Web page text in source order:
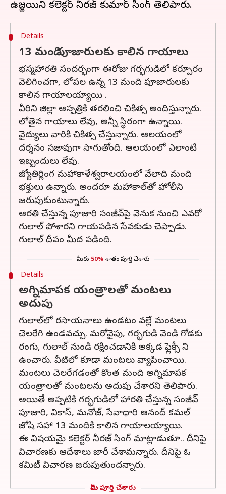
Details
13 మంది పూజారులకు కాలిన గాయాలు
భస్మ హారతి సందర్భంగా ఈరోజు గర్భగుడిలో కర్పూరం
వెలిగించగా, లోపల ఉన్న 13 మంది పూజారులకు
కాలిన గాయాలయ్యాయి .
వీరిని జిల్లా ఆస్పత్రికి తరలించి చికిత్స అందిస్తున్నారు.
లోతైన గాయాలు లేవు, అన్నీ స్థిరంగా ఉన్నాయి.
వైద్యులు వారికి చికిత్స చేస్తున్నారు. ఆలయంలో
దర్శనం సజావుగా సాగుతోంది. ఆలయంలో ఎలాంటి
ఇబ్బందులు లేవు.
జ్యోతిర్లింగ మహాకాళేశ్వరాలయంలో వేలాది మంది
భక్తులు ఉన్నారు. అందరూ మహాకాల్‌తో హోలీని
జరుపుకుంటున్నారు.
ఆరతి చేస్తున్న పూజారి సంజీవ్‌పై వెనుక నుంచి ఎవరో
గులాల్ పోశారని గాయపడిన సేవకుడు చెప్పాడు.
గులాల్ దీపం మీద పడింది.
మీరు 50% శాతం పూర్తి చేశారు
Details
అగ్నిమాపక యంత్రాలతో మంటలు
అదుపు
గులాల్‌లో రసాయనాలు ఉండటం వల్లే మంటలు
చెలరేగి ఉండవచ్చు. మరోవైపు, గర్భగుడి వెండి గోడకు
రంగు, గులాల్ నుండి రక్షించడానికి అక్కడ ఫ్లెక్సీ ని
ఉంచారు. వీటిలో కూడా మంటలు వ్యాపించాయి.
మంటలు చెలరేగడంతో కొంత మంది అగ్నిమాపక
యంత్రాలతో మంటలను అదుపు చేశారని తెలిపారు.
అయితే అప్పటికి గర్భగుడిలో హారతి చేస్తున్న సంజీవ్
పూజారి, వికాస్, మనోజ్, సేవాధారి ఆనంద్ కమల్
జోషి సహా 13 మందికి కాలిన గాయాలయ్యాయి.
ఈ విషయమై కలెక్టర్ నీరజ్ సింగ్ మాట్లాడుతూ.. దీనిపై
విచారణకు ఆదేశాలు జారీ చేశామన్నారు. దీనిపై ఓ
కమిటీ విచారణ జరుపుతుందన్నారు.
మీరు పూర్తి చేశారు